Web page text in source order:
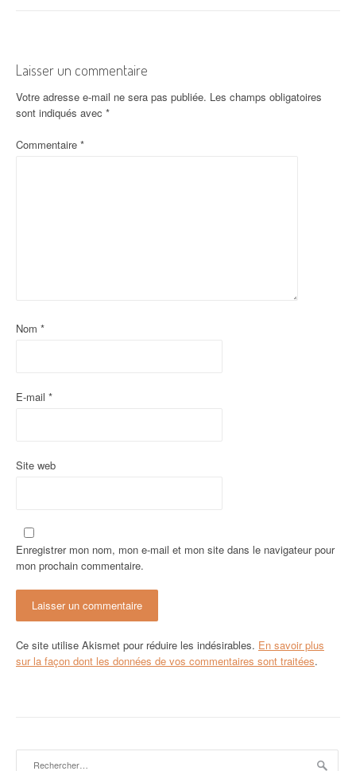
i
g
a
t
a
t
l
Laisser un commentaire
Votre adresse e-mail ne sera pas publiée. Les champs obligatoires
sont indiqués avec *
Commentaire *
Nom *
E-mail *
Site web
Enregistrer mon nom, mon e-mail et mon site dans le navigateur pour
mon prochain commentaire.
Ce site utilise Akismet pour réduire les indésirables. En savoir plus
sur la façon dont les données de vos commentaires sont traitées.